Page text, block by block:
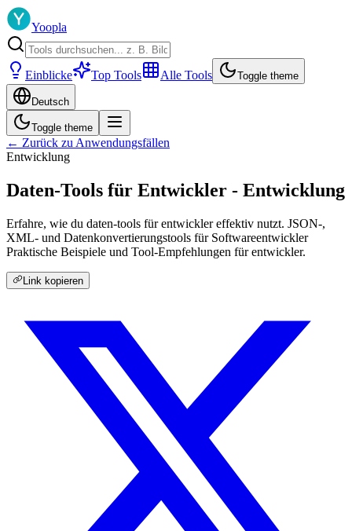
Yoopla
Einblicke Top Tools Alle Tools Toggle theme
Deutsch
Toggle theme
← Zurück zu Anwendungsfällen
Entwicklung
Daten-Tools für Entwickler - Entwicklung
Erfahre, wie du daten-tools für entwickler effektiv nutzt. JSON-,
XML- und Datenkonvertierungstools für Softwareentwickler
Praktische Beispiele und Tool-Empfehlungen für entwickler.
Link kopieren